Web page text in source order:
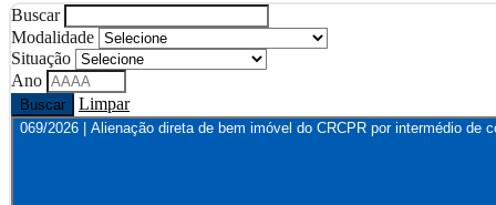
Buscar
Modalidade
Situação
Ano
Buscar Limpar
069/2026 | Alienação direta de bem imóvel do CRCPR por intermédio de